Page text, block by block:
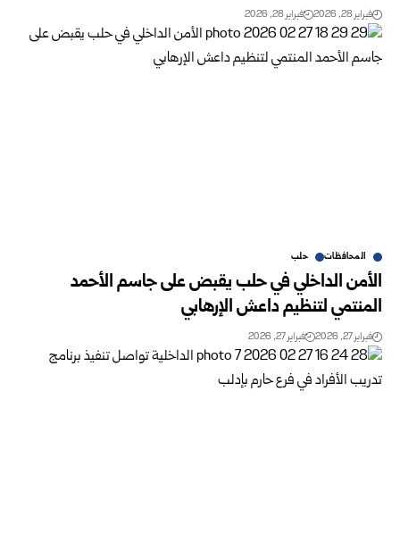
فبراير 28, 2026 فبراير 28, 2026
المحافظات حلب
الأمن الداخلي في حلب يقبض على جاسم الأحمد
المنتمي لتنظيم داعش الإرهابي
فبراير 27, 2026 فبراير 27, 2026